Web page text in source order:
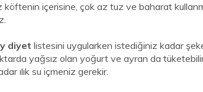
köftenin içerisine, çok az tuz ve baharat
diyet listesini uygularken istediğiniz kadar
yağsız olan yoğurt ve ayran da
ılık su içmeniz gerekir.